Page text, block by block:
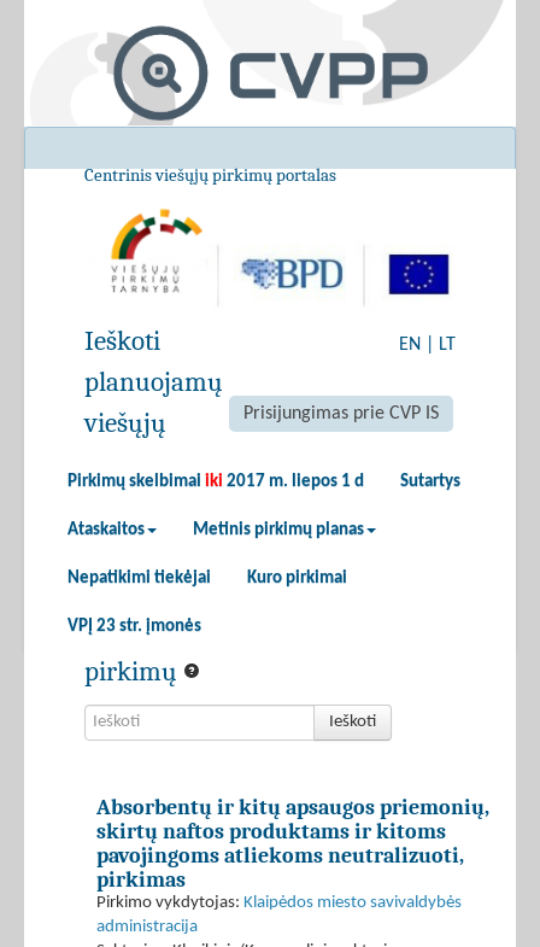
Centrinis viešųjų pirkimų portalas
EN LT
Prisijungimas prie CVP IS
Pirkimų skelbimai iki 2017 m. liepos 1 d Sutartys
Ataskaitos Metinis pirkimų planas
Nepatikimi tiekėjai Kuro pirkimai
VPĮ 23 str. įmonės
Ieškoti
planuojamų
viešųjų
pirkimų
Ieškoti
Absorbentų ir kitų apsaugos priemonių,
skirtų naftos produktams ir kitoms
pavojingoms atliekoms neutralizuoti,
pirkimas
Pirkimo vykdytojas: Klaipėdos miesto savivaldybės
administracija